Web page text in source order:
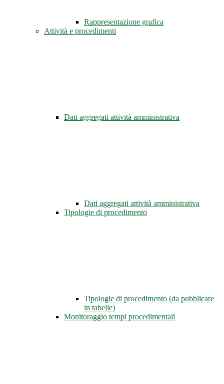
Rappresentazione grafica
Attività e procedimenti
Dati aggregati attività amministrativa
Dati aggregati attività amministrativa
Tipologie di procedimento
Tipologie di procedimento (da pubblicare
in tabelle)
Monitoraggio tempi procedimentali